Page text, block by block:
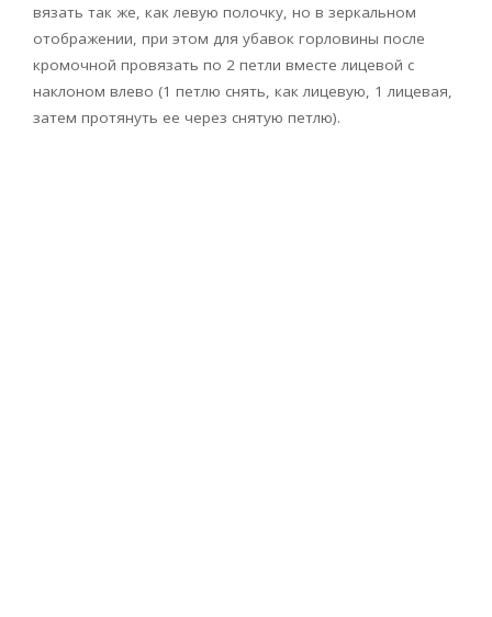
вязать так же, как левую полочку, но в зеркальном
отображении, при этом для убавок горловины после
кромочной провязать по 2 петли вместе лицевой с
наклоном влево (1 петлю снять, как лицевую, 1 лицевая,
затем протянуть ее через снятую петлю).